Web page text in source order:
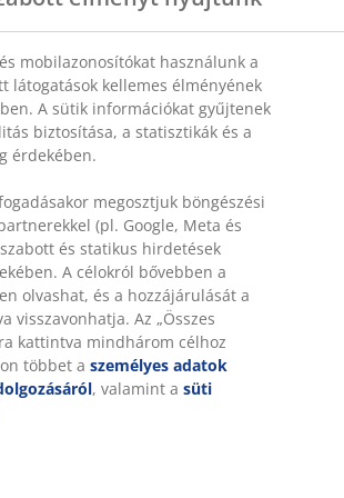
sorsolás
értékű JYSK ajándékkártyát. A sorsoláson
az aktív JYSK hírlevél feliratkozás
hónap első napján sorsoljuk. A
megkapja a nyeremény
is. A nyertesek neveit 3
közzétesszük weboldalunkon a
oldalon. A nyerteseknek csak a
közzé, vagy amennyiben a nyertes
a teljes nevüket.
mobilazonosítókat használunk a
látogatások kellemes élményének
A sütik információkat gyűjtenek
biztosítása, a statisztikák és a
érdekében.
megosztjuk böngészési
(pl. Google, Meta és
és statikus hirdetések
A célokról bővebben a
olvashat, és a hozzájárulását a
visszavonhatja. Az „Összes
kattintva mindhárom célhoz
többet a személyes adatok
, valamint a süti